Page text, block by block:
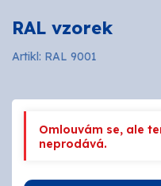
Kov
Malířské
Fasádní
Ostatní povrchy
AUTOMOTIVE
RAL vzorek
Artikl: RAL 9001
Omlouvám se, ale
neprodává.